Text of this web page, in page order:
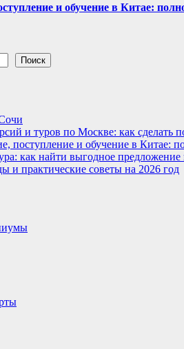
и обучение в Китае:
Поиск
и туров по Москве: как сделать
поступление и обучение в Китае:
как найти выгодное
и практические советы на 2026 год